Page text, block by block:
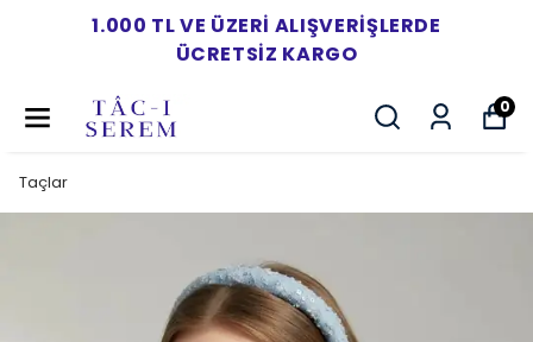
1.000 TL VE ÜZERI ALIŞVERIŞLERDE
ÜCRETSIZ KARGO
0
Taçlar